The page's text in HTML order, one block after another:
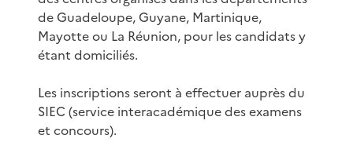
de Guadeloupe, Guyane, Martinique,
Mayotte ou La Réunion, pour les candidats y
étant domiciliés.
Les inscriptions seront à effectuer auprès du
SIEC (service interacadémique des examens
et concours).